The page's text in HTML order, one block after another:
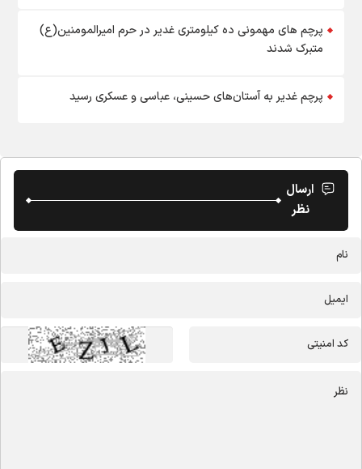
پرچم های مهمونی ده کیلومتری غدیر در حرم امیرالمومنین(ع)
متبرک شدند
پرچم غدیر به آستان‌های حسینی، عباسی و عسکری رسید
ارسال
نظر